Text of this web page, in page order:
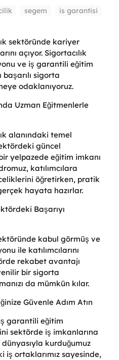
segem is garantisi
sektöründe kariyer
açıyor. Sigortacılık
ve iş garantili eğitim
sigorta
odaklanıyoruz.
Uzman Eğitmenlerle
alanındaki temel
güncel
yelpazede eğitim imkanı
katılımcılara
öğretirken, pratik
hayata hazırlar.
Başarıyı
kabul görmüş ve
ile katılımcılarını
rekabet avantajı
bir sigorta
da mümkün kılar.
Güvenle Adım Atın
garantili eğitim
sektörde iş imkanlarına
kurduğumuz
ortaklarımız sayesinde,